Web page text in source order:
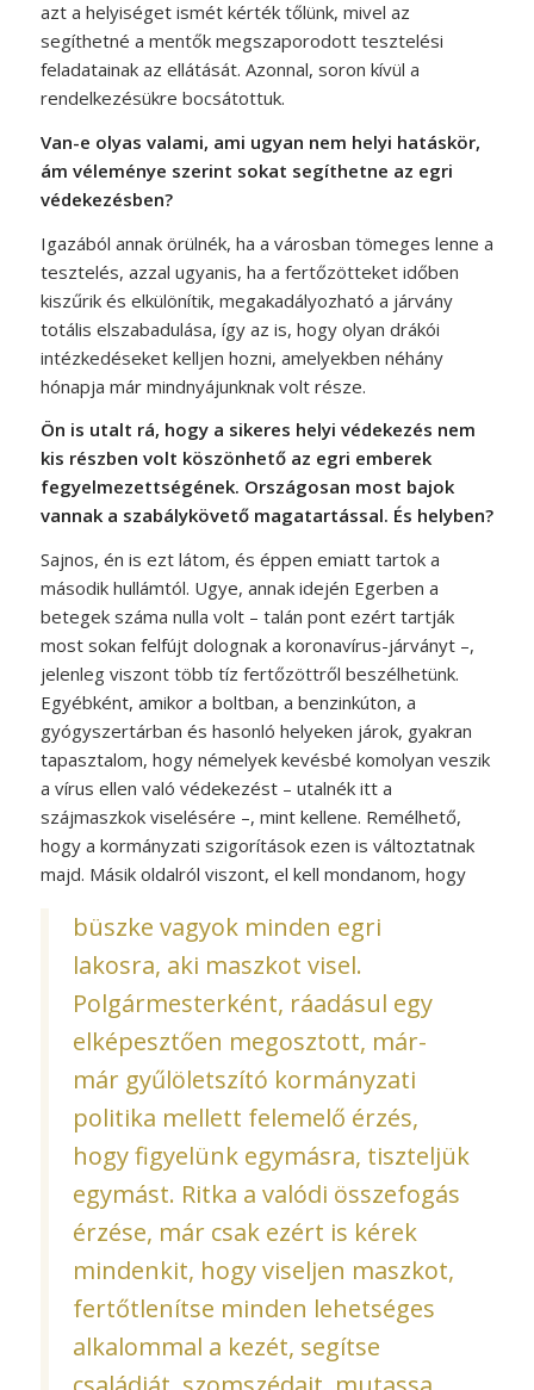
azt a helyiséget ismét kérték tőlünk, mivel az
segíthetné a mentők megszaporodott tesztelési
feladatainak az ellátását. Azonnal, soron kívül a
rendelkezésükre bocsátottuk.
Van-e olyas valami, ami ugyan nem helyi hatáskör,
ám véleménye szerint sokat segíthetne az egri
védekezésben?
Igazából annak örülnék, ha a városban tömeges lenne a
tesztelés, azzal ugyanis, ha a fertőzötteket időben
kiszűrik és elkülönítik, megakadályozható a járvány
totális elszabadulása, így az is, hogy olyan drákói
intézkedéseket kelljen hozni, amelyekben néhány
hónapja már mindnyájunknak volt része.
Ön is utalt rá, hogy a sikeres helyi védekezés nem
kis részben volt köszönhető az egri emberek
fegyelmezettségének. Országosan most bajok
vannak a szabálykövető magatartással. És helyben?
Sajnos, én is ezt látom, és éppen emiatt tartok a
második hullámtól. Ugye, annak idején Egerben a
betegek száma nulla volt – talán pont ezért tartják
most sokan felfújt dolognak a koronavírus-járványt –,
jelenleg viszont több tíz fertőzöttről beszélhetünk.
Egyébként, amikor a boltban, a benzinkúton, a
gyógyszertárban és hasonló helyeken járok, gyakran
tapasztalom, hogy némelyek kevésbé komolyan veszik
a vírus ellen való védekezést – utalnék itt a
szájmaszkok viselésére –, mint kellene. Remélhető,
hogy a kormányzati szigorítások ezen is változtatnak
majd. Másik oldalról viszont, el kell mondanom, hogy
büszke vagyok minden egri
lakosra, aki maszkot visel.
Polgármesterként, ráadásul egy
elképesztően megosztott, már-
már gyűlöletszító kormányzati
politika mellett felemelő érzés,
hogy figyelünk egymásra, tiszteljük
egymást. Ritka a valódi összefogás
érzése, már csak ezért is kérek
mindenkit, hogy viseljen maszkot,
fertőtlenítse minden lehetséges
alkalommal a kezét, segítse